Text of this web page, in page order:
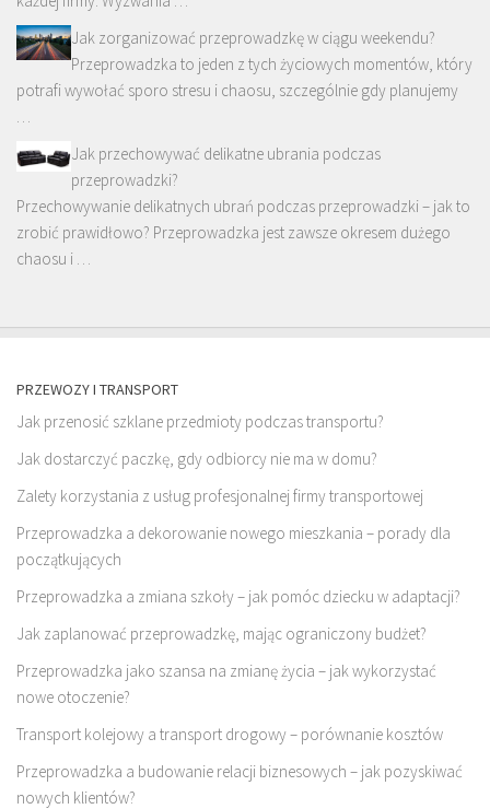
Jak zorganizować przeprowadzkę w ciągu weekendu?
Przeprowadzka to jeden z tych życiowych momentów, który
potrafi wywołać sporo stresu i chaosu, szczególnie gdy planujemy
Jak przechowywać delikatne ubrania podczas
przeprowadzki?
Przechowywanie delikatnych ubrań podczas przeprowadzki – jak to
zrobić prawidłowo? Przeprowadzka jest zawsze okresem dużego
chaosu i …
PRZEWOZY I TRANSPORT
Jak przenosić szklane przedmioty podczas transportu?
Jak dostarczyć paczkę, gdy odbiorcy nie ma w domu?
Zalety korzystania z usług profesjonalnej firmy transportowej
Przeprowadzka a dekorowanie nowego mieszkania – porady dla
początkujących
Przeprowadzka a zmiana szkoły – jak pomóc dziecku w adaptacji?
Jak zaplanować przeprowadzkę, mając ograniczony budżet?
Przeprowadzka jako szansa na zmianę życia – jak wykorzystać
nowe otoczenie?
Transport kolejowy a transport drogowy – porównanie kosztów
Przeprowadzka a budowanie relacji biznesowych – jak pozyskiwać
nowych klientów?